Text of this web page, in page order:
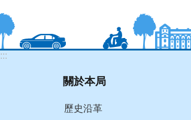
:::
關於本局
歷史沿革